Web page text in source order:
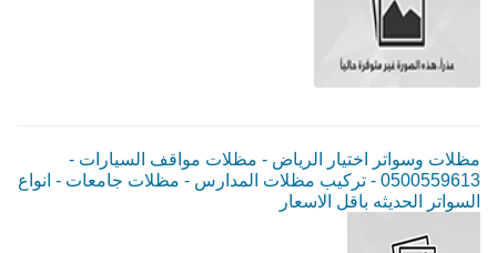
مظلات وسواتر اختيار الرياض - مظلات مواقف السيارات -
0500559613 - تركيب مظلات المدارس - مظلات جامعات - انواع
السواتر الحديثه باقل الاسعار